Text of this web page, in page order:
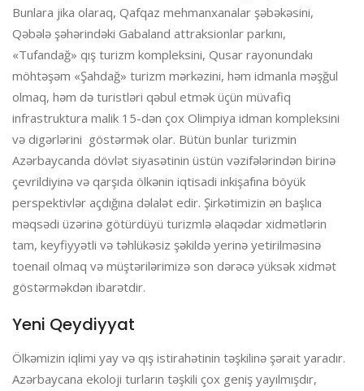
Bunlara jika olaraq, Qafqaz mehmanxanalar şəbəkəsini,
Qəbələ şəhərindəki Gabaland attraksionlar parkını,
«Tufandağ» qış turizm kompleksini, Qusar rayonundakı
möhtəşəm «Şahdağ» turizm mərkəzini, həm idmanla məşğul
olmaq, həm də turistləri qəbul etmək üçün müvafiq
infrastruktura malik 15-dən çox Olimpiya idman kompleksini
və digərlərini göstərmək olar. Bütün bunlar turizmin
Azərbaycanda dövlət siyasətinin üstün vəzifələrindən birinə
çevrildiyinə və qarşıda ölkənin iqtisadi inkişafına böyük
perspektivlər açdığına dəlalət edir. Şirkətimizin ən başlıca
məqsədi üzərinə götürdüyü turizmlə əlaqədar xidmətlərin
tam, keyfiyyətli və təhlükəsiz şəkildə yerinə yetirilməsinə
toenail olmaq və müştərilərimizə son dərəcə yüksək xidmət
göstərməkdən ibarətdir.
Yeni Qeydiyyat
Ölkəmizin iqlimi yay və qış istirahətinin təşkilinə şərait yaradır.
Azərbaycana ekoloji turların təşkili çox geniş yayılmışdır,